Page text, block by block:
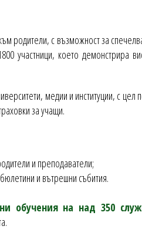
родители, с възможност за
участници, което демонстрира
медии и институции, с цел
за учащи.
и преподаватели;
и вътрешни събития.
обучения на над 350